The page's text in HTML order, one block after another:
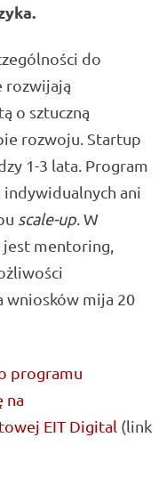
do
rozwijają
o sztuczną
rozwoju. Startup
1-3 lata. Program
indywidualnych ani
scale-up . W
mentoring,
wniosków mija 20
programu
na
EIT Digital (link